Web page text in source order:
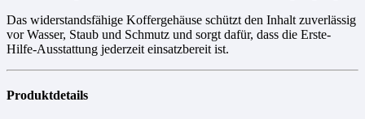
Das widerstandsfähige Koffergehäuse schützt den Inhalt zuverlässig
vor Wasser, Staub und Schmutz und sorgt dafür, dass die Erste-
Hilfe-Ausstattung jederzeit einsatzbereit ist.
Produktdetails